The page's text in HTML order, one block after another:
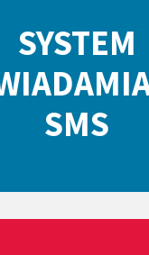
SYSTEM
SMS